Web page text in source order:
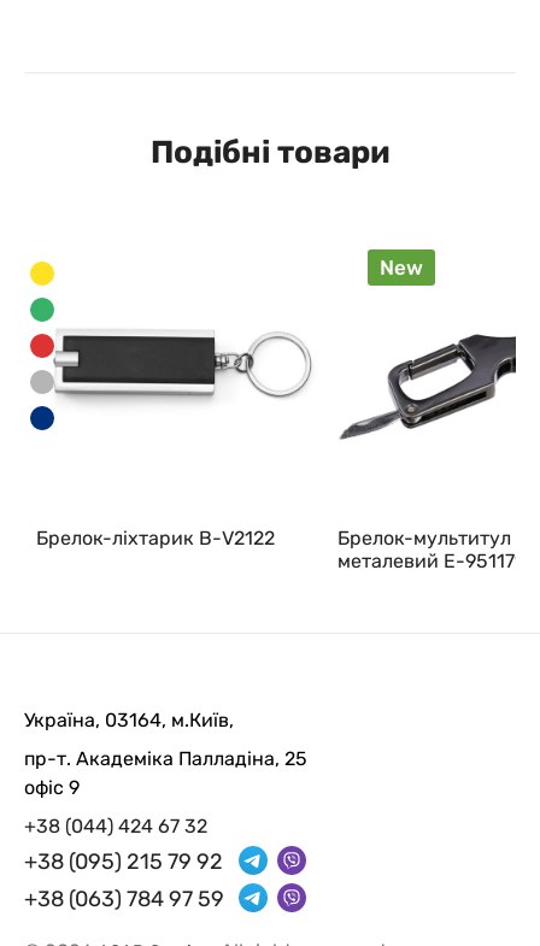
Подібні товари
Брелок-ліхтарик В-V2122
New
Брелок-мультитул
металевий E-
Україна, 03164, м.Київ,
пр-т. Академіка Палладіна, 25
офіс 9
+38 (044) 424 67 32
+38 (095) 215 79 92
+38 (063) 784 97 59